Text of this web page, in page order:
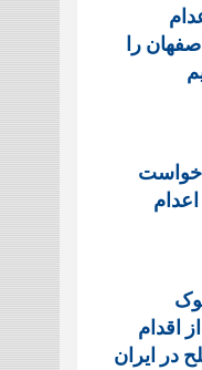
را
خواست
اقدام
در ایران